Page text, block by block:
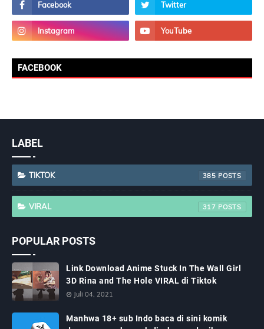
FACEBOOK
LABEL
TIKTOK 385
VIRAL 317
POPULAR POSTS
Link Download Anime Stuck In The Wall Girl
3D Rina and The Hole VIRAL di Tiktok
Juli 04, 2021
Manhwa 18+ sub Indo baca di sini komik